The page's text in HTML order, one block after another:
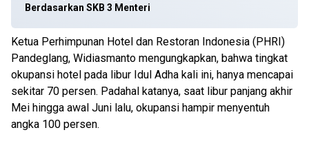
Berdasarkan SKB 3 Menteri
Ketua Perhimpunan Hotel dan Restoran Indonesia (PHRI)
Pandeglang, Widiasmanto mengungkapkan, bahwa tingkat
okupansi hotel pada libur Idul Adha kali ini, hanya mencapai
sekitar 70 persen. Padahal katanya, saat libur panjang akhir
Mei hingga awal Juni lalu, okupansi hampir menyentuh
angka 100 persen.